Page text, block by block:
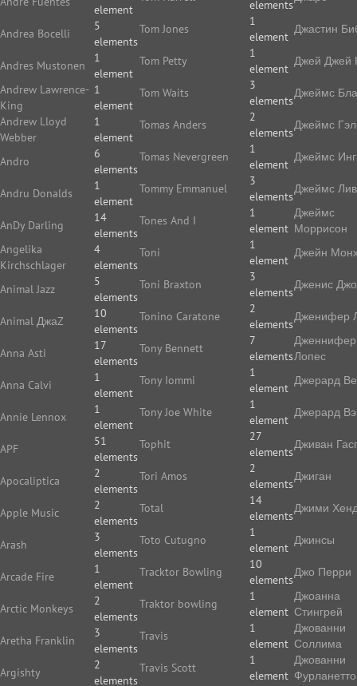
element
Andrea Bocelli
5
elements
Andres Mustonen
1
element
Andrew Lawrence-
King
1
element
Andrew Lloyd
Webber
1
element
Andro
6
elements
Andru Donalds
1
element
AnDy Darling
14
elements
Angelika
Kirchschlager
4
elements
Animal Jazz
5
elements
Animal ДжаZ
10
elements
Anna Asti
17
elements
Anna Calvi
1
element
Annie Lennox
1
element
APF
51
elements
Apocaliptica
2
elements
Apple Music
2
elements
Arash
3
elements
Arcade Fire
1
element
Arctic Monkeys
2
elements
Aretha Franklin
3
elements
Argishty
2
elements
elements
Tom Jones
1
element
Tom Petty
1
element
Tom Waits
3
elements
Tomas Anders
2
elements
Tomas Nevergreen
1
element
Tommy Emmanuel
3
elements
Tones And I
1
element
Toni
1
element
Toni Braxton
3
elements
Tonino Caratone
2
elements
Tony Bennett
7
elements
Tony Iommi
1
element
Tony Joe White
1
element
Tophit
27
elements
Tori Amos
2
elements
Total
14
elements
Toto Cutugno
1
element
Tracktor Bowling
10
elements
Traktor bowling
1
element
Travis
1
element
Travis Scott
1
element
Джастин
Джей Джей
Джеймс
Джеймс
Джеймс
Джеймс
Джеймс
Моррисон
Джейн
Дженис
Дженифер
Дженнифер
Лопес
Джерард
Джерард
Дживан
Джиган
Джими
Джинсы
Джо Перри
Джоанна
Стингрей
Джованни
Соллима
Джованни
Фурланетто